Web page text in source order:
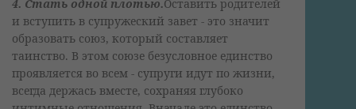
4. Стать одной плотью.Оставить родителей
и вступить в супружеский завет - это значит
образовать союз, который составляет
таинство. В этом союзе безусловное единство
проявляется во всем - супруги идут по жизни,
всегда держась вместе, сохраняя глубоко